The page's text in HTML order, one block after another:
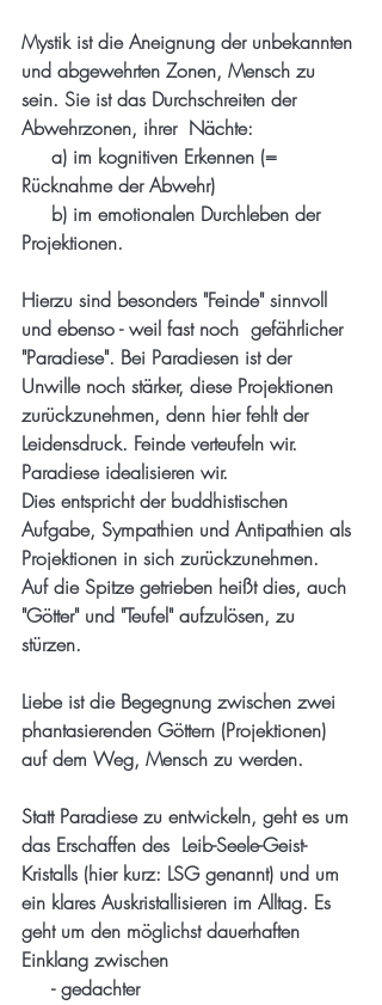
Mystik ist die Aneignung der unbekannten
und abgewehrten Zonen, Mensch zu
sein. Sie ist das Durchschreiten der
Abwehrzonen, ihrer  Nächte:
Rücknahme der Abwehr)
Projektionen.
Hierzu sind besonders "Feinde" sinnvoll
und ebenso - weil fast noch  gefährlicher
"Paradiese". Bei Paradiesen ist der
Unwille noch stärker, diese Projektionen
zurückzunehmen, denn hier fehlt der
Leidensdruck. Feinde verteufeln wir.
Paradiese idealisieren wir.
Dies entspricht der buddhistischen
Aufgabe, Sympathien und Antipathien als
Projektionen in sich zurückzunehmen.
Auf die Spitze getrieben heißt dies, auch
"Götter" und "Teufel" aufzulösen, zu
stürzen.
Liebe ist die Begegnung zwischen zwei
phantasierenden Göttern (Projektionen)
auf dem Weg, Mensch zu werden.
Statt Paradiese zu entwickeln, geht es um
das Erschaffen des  Leib-Seele-Geist-
Kristalls (hier kurz: LSG genannt) und um
ein klares Auskristallisieren im Alltag. Es
geht um den möglichst dauerhaften
Einklang zwischen
     - gedachter